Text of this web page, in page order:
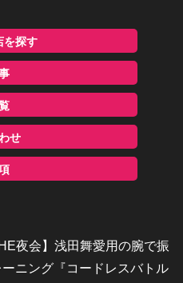
を探す
せ
夜会】浅田舞愛用の腕で振
ニング『コードレスバトル